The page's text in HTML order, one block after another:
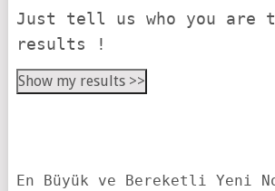
Just tell us who you are
results !
Show my results >>
En Büyük ve Bereketli Yeni